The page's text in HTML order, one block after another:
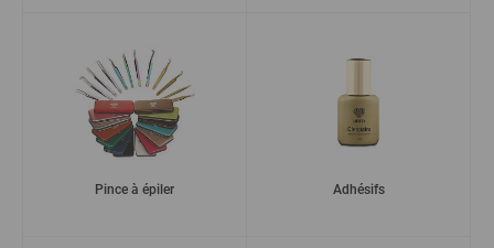
Pince à épiler Adhésifs